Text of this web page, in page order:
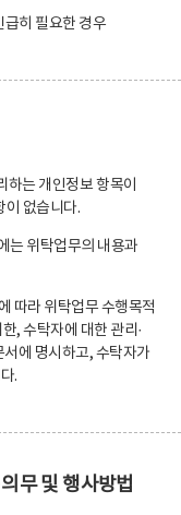
급히 필요한 경우
는 개인정보 항목이
이 없습니다.
는 위탁업무의 내용과
따라 위탁업무 수행목적
, 수탁자에 대한 관리·
에 명시하고, 수탁자가
.
무 및 행사방법